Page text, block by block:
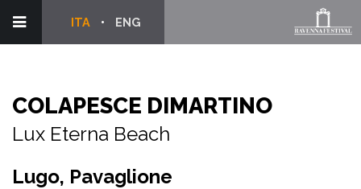
ENG
ITA
COLAPESCE DIMARTINO
Lux Eterna Beach
Lugo, Pavaglione